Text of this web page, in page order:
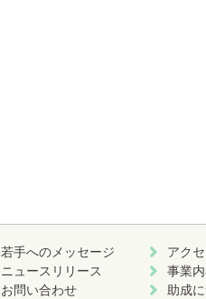
若手へのメッセージ
アク
ニュースリリース
事業
お問い合わせ 助成